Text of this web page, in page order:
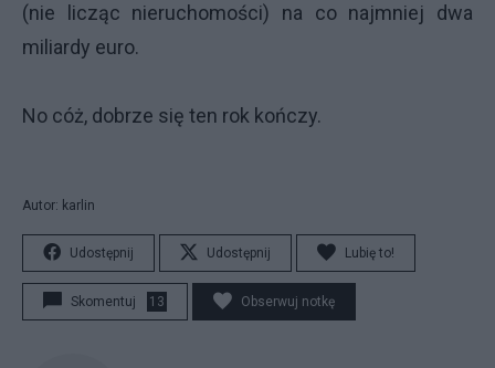
(nie licząc nieruchomości) na co najmniej dwa
miliardy euro.
No cóż, dobrze się ten rok kończy.
Autor: karlin
Udostępnij Udostępnij Lubię to!
Skomentuj 13 Obserwuj notkę